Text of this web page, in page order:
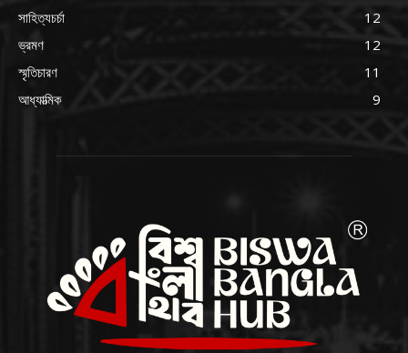
সাহিত্যচর্চা
12
ভ্রমণ
12
স্মৃতিচারণ
11
আধ্যাত্মিক
9